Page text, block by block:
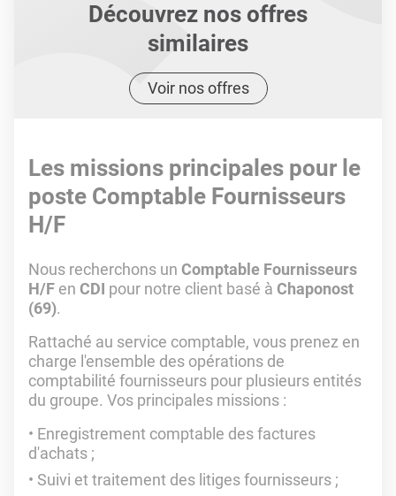
Découvrez nos offres
similaires
Voir nos offres
Les missions principales pour le
poste Comptable Fournisseurs
H/F
Nous recherchons un Comptable Fournisseurs
H/F en CDI pour notre client basé à Chaponost
(69).
Rattaché au service comptable, vous prenez en
charge l'ensemble des opérations de
comptabilité fournisseurs pour plusieurs entités
du groupe. Vos principales missions :
Enregistrement comptable des factures
d'achats ;
Suivi et traitement des litiges fournisseurs ;